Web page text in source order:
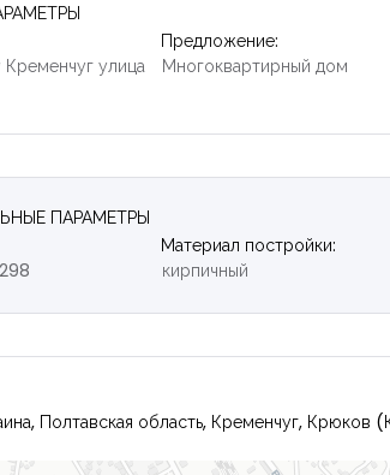
улица
Предложение:
Многоквартирный дом
ПАРАМЕТРЫ
Материал постройки:
кирпичный
Полтавская область, Кременчуг, Крюков